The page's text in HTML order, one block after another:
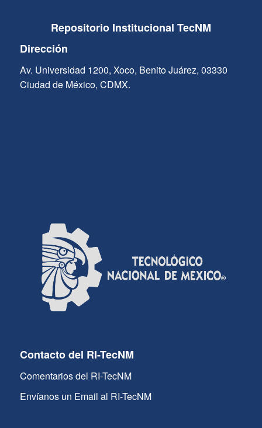
Repositorio Institucional TecNM
Dirección
Av. Universidad 1200, Xoco, Benito Juárez, 03330
Ciudad de México, CDMX.
Contacto del RI-TecNM
Comentarios del RI-TecNM
Envíanos un Email al RI-TecNM